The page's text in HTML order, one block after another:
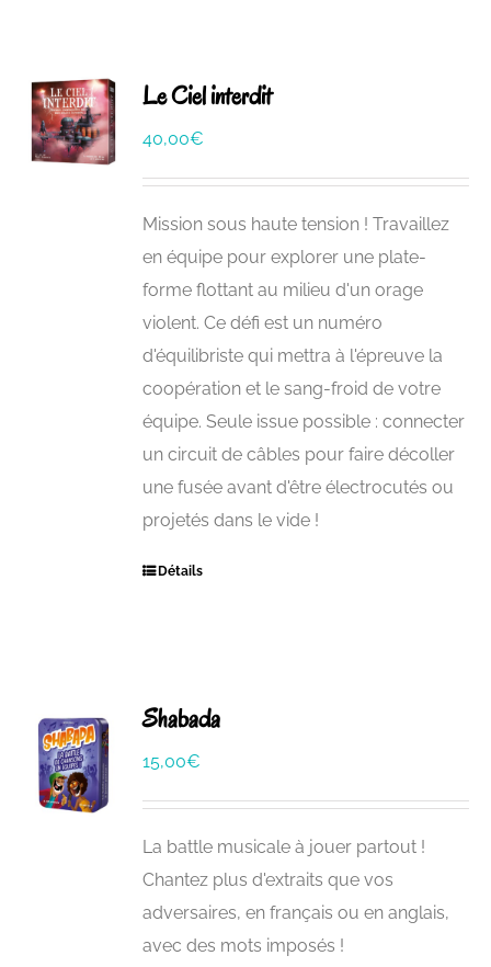
Le Ciel interdit
40,00€
Mission sous haute tension ! Travaillez
en équipe pour explorer une plate-
forme flottant au milieu d'un orage
violent. Ce défi est un numéro
d'équilibriste qui mettra à l'épreuve la
coopération et le sang-froid de votre
équipe. Seule issue possible : connecter
un circuit de câbles pour faire décoller
une fusée avant d'être électrocutés ou
projetés dans le vide !
Détails
Shabada
15,00€
La battle musicale à jouer partout !
Chantez plus d'extraits que vos
adversaires, en français ou en anglais,
avec des mots imposés !